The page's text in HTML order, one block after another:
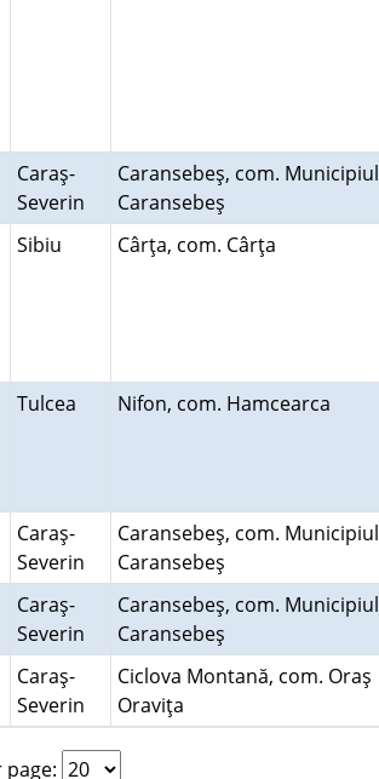
Caraş-
Severin
Caransebeş, com. Municipiul
Caransebeş
Sibiu Cârţa, com. Cârţa
Tulcea Nifon, com. Hamcearca
Caraş-
Severin
Caransebeş, com. Municipiul
Caransebeş
Caraş-
Severin
Caransebeş, com. Municipiul
Caransebeş
Caraş-
Severin
Ciclova Montană, com. Oraş
Oraviţa